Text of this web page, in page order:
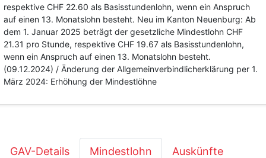
respektive CHF 22.60 als Basisstundenlohn, wenn ein Anspruch
auf einen 13. Monatslohn besteht. Neu im Kanton Neuenburg: Ab
dem 1. Januar 2025 beträgt der gesetzliche Mindestlohn CHF
21.31 pro Stunde, respektive CHF 19.67 als Basisstundenlohn,
wenn ein Anspruch auf einen 13. Monatslohn besteht.
(09.12.2024) / Änderung der Allgemeinverbindlicherklärung per 1.
März 2024: Erhöhung der Mindestlöhne
GAV-Details Mindestlohn Auskünfte